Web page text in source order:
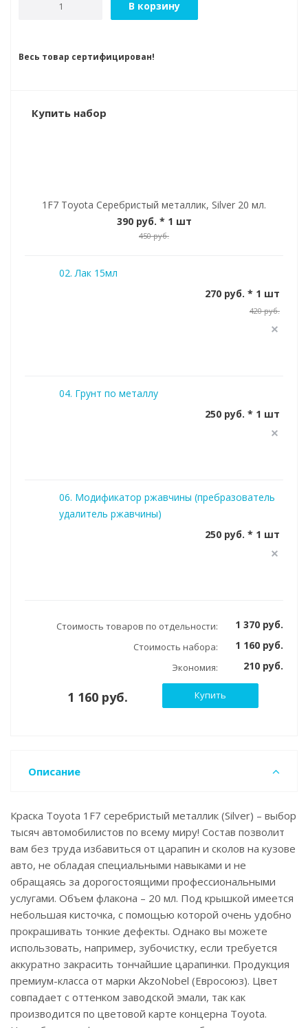
В корзину
Весь товар сертифицирован!
Купить набор
1F7 Toyota Серебристый металлик, Silver 20 мл.
390 руб. * 1 шт
450 руб.
02. Лак 15мл
270 руб. * 1 шт
420 руб.
04. Грунт по металлу
250 руб. * 1 шт
06. Модификатор ржавчины (пребразователь
удалитель ржавчины)
250 руб. * 1 шт
Стоимость товаров по отдельности: 1 370 руб.
Стоимость набора: 1 160 руб.
Экономия: 210 руб.
1 160 руб. Купить
Описание
Краска Toyota 1F7 серебристый металлик (Silver) – выбор
тысяч автомобилистов по всему миру! Состав позволит
вам без труда избавиться от царапин и сколов на кузове
авто, не обладая специальными навыками и не
обращаясь за дорогостоящими профессиональными
услугами. Объем флакона – 20 мл. Под крышкой имеется
небольшая кисточка, с помощью которой очень удобно
прокрашивать тонкие дефекты. Однако вы можете
использовать, например, зубочистку, если требуется
аккуратно закрасить тончайшие царапинки. Продукция
премиум-класса от марки AkzoNobel (Евросоюз). Цвет
совпадает с оттенком заводской эмали, так как
производится по цветовой карте концерна Toyota.